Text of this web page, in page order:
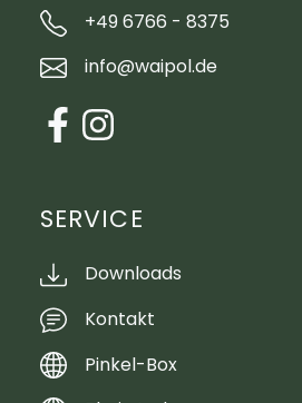
+49 6766 - 8375
info@waipol.de
SERVICE
Downloads
Kontakt
Pinkel-Box